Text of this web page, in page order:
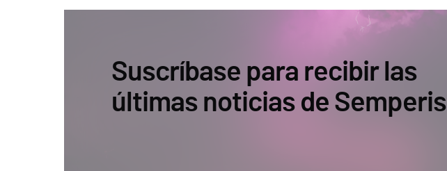
Suscríbase para recibir las
últimas noticias de Semperis